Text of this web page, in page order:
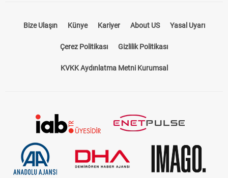
Bize Ulaşın Künye Kariyer About US Yasal Uyarı
Çerez Politikası Gizlilik Politikası
KVKK Aydınlatma Metni Kurumsal